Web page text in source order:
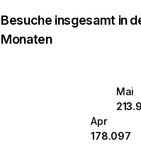
Besuche insgesamt in
Monaten
Mai
Apr
178.097